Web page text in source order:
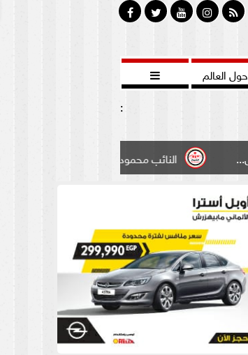
حول العالم

:
النائب محمود سامي ”لبوابة الشيوخ”طالبت بادخال